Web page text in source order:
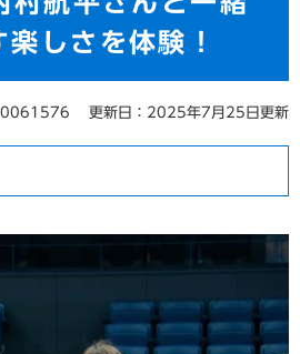
しさを体験！
0061576 更新日：2025年7月25日更新